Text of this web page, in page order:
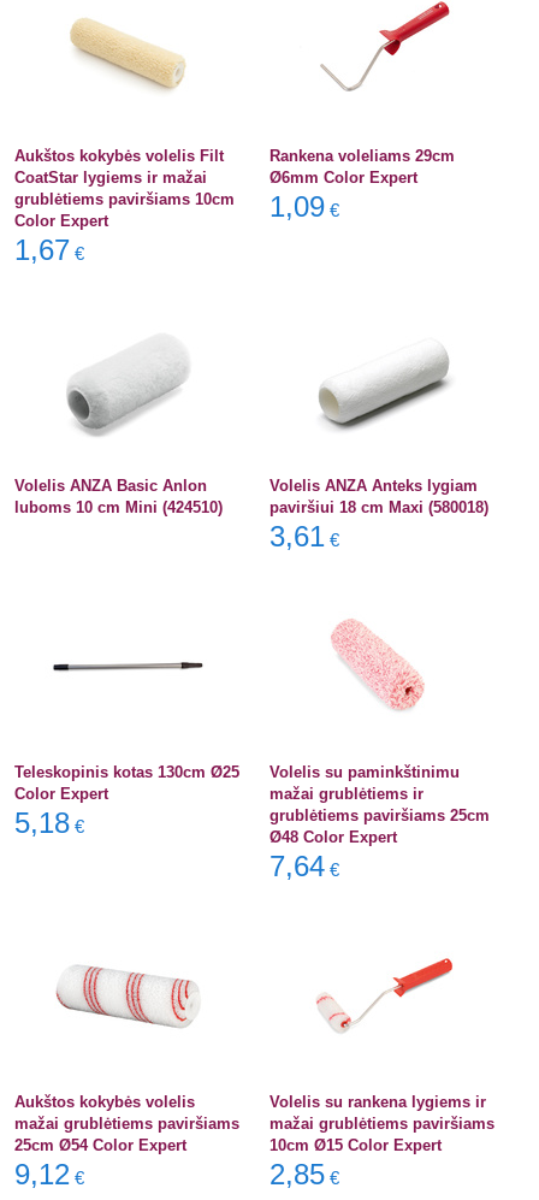
Aukštos kokybės volelis Filt
CoatStar lygiems ir mažai
grublėtiems paviršiams 10cm
Color Expert
1,67 €
Rankena voleliams 29cm
Ø6mm Color Expert
1,09 €
Volelis ANZA Basic Anlon
luboms 10 cm Mini (424510)
Volelis ANZA Anteks lygiam
paviršiui 18 cm Maxi (580018)
3,61 €
Teleskopinis kotas 130cm Ø25
Color Expert
5,18 €
Volelis su paminkštinimu
mažai grublėtiems ir
grublėtiems paviršiams 25cm
Ø48 Color Expert
7,64 €
Aukštos kokybės volelis
mažai grublėtiems paviršiams
25cm Ø54 Color Expert
9,12 €
Volelis su rankena lygiems ir
mažai grublėtiems paviršiams
10cm Ø15 Color Expert
2,85 €